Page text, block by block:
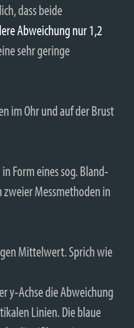
dass beide
Abweichung nur 1,2
sehr geringe
in Form eines sog. Bland-
Messmethoden in
Mittelwert. Sprich wie
y-Achse die Abweichung
Linien. Die blaue